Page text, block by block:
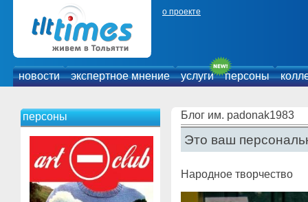
о проекте
новости экспертное мнение услуги персоны
персоны Блог им. padonak1983
Это ваш
Народное творчество